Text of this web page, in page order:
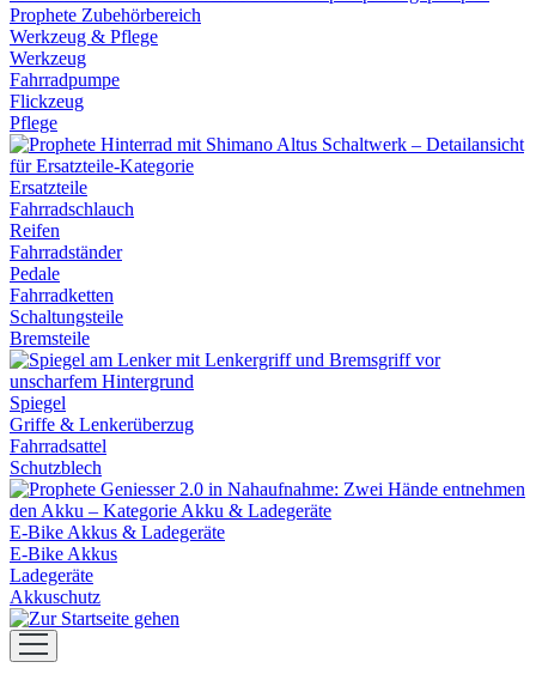
Werkzeug & Pflege
Werkzeug
Fahrradpumpe
Flickzeug
Pflege
Ersatzteile
Fahrradschlauch
Reifen
Fahrradständer
Pedale
Fahrradketten
Schaltungsteile
Bremsteile
Spiegel
Griffe & Lenkerüberzug
Fahrradsattel
Schutzblech
E-Bike Akkus & Ladegeräte
E-Bike Akkus
Ladegeräte
Akkuschutz